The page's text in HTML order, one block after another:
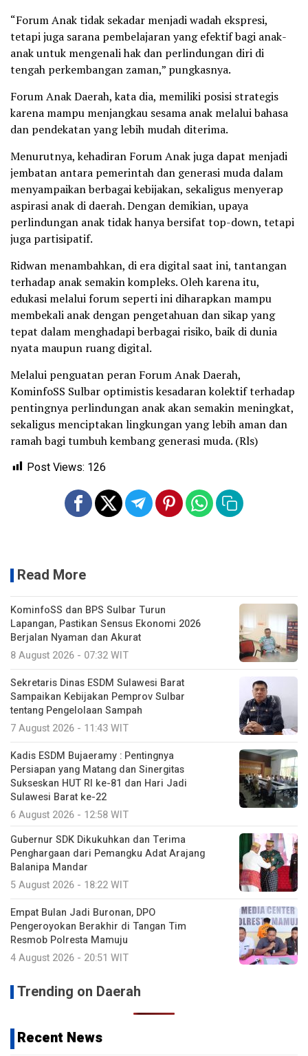
“Forum Anak tidak sekadar menjadi wadah ekspresi,
tetapi juga sarana pembelajaran yang efektif bagi anak-
anak untuk mengenali hak dan perlindungan diri di
tengah perkembangan zaman,” pungkasnya.
Forum Anak Daerah, kata dia, memiliki posisi strategis
karena mampu menjangkau sesama anak melalui bahasa
dan pendekatan yang lebih mudah diterima.
Menurutnya, kehadiran Forum Anak juga dapat menjadi
jembatan antara pemerintah dan generasi muda dalam
menyampaikan berbagai kebijakan, sekaligus menyerap
aspirasi anak di daerah. Dengan demikian, upaya
perlindungan anak tidak hanya bersifat top-down, tetapi
juga partisipatif.
Ridwan menambahkan, di era digital saat ini, tantangan
terhadap anak semakin kompleks. Oleh karena itu,
edukasi melalui forum seperti ini diharapkan mampu
membekali anak dengan pengetahuan dan sikap yang
tepat dalam menghadapi berbagai risiko, baik di dunia
nyata maupun ruang digital.
Melalui penguatan peran Forum Anak Daerah,
KominfoSS Sulbar optimistis kesadaran kolektif terhadap
pentingnya perlindungan anak akan semakin meningkat,
sekaligus menciptakan lingkungan yang lebih aman dan
ramah bagi tumbuh kembang generasi muda. (Rls)
Post Views: 126
Read More
KominfoSS dan BPS Sulbar Turun
Lapangan, Pastikan Sensus Ekonomi 2026
Berjalan Nyaman dan Akurat
8 August 2026 - 07:32 WIT
Sekretaris Dinas ESDM Sulawesi Barat
Sampaikan Kebijakan Pemprov Sulbar
tentang Pengelolaan Sampah
7 August 2026 - 11:43 WIT
Kadis ESDM Bujaeramy : Pentingnya
Persiapan yang Matang dan Sinergitas
Sukseskan HUT RI ke-81 dan Hari Jadi
Sulawesi Barat ke-22
6 August 2026 - 12:58 WIT
Gubernur SDK Dikukuhkan dan Terima
Penghargaan dari Pemangku Adat Arajang
Balanipa Mandar
5 August 2026 - 18:22 WIT
Empat Bulan Jadi Buronan, DPO
Pengeroyokan Berakhir di Tangan Tim
Resmob Polresta Mamuju
4 August 2026 - 20:51 WIT
Trending on Daerah
Recent News